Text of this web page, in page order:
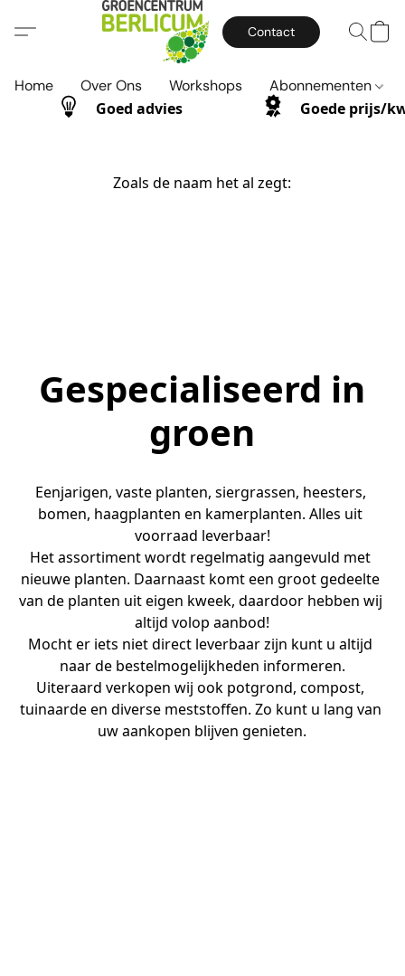
Contact
Home Over Ons Workshops Abonnementen
Goed advies Goede prijs/
Zoals de naam het al zegt:
Gespecialiseerd in
groen
Eenjarigen, vaste planten, siergrassen, heesters,
bomen, haagplanten en kamerplanten. Alles uit
voorraad leverbaar!
Het assortiment wordt regelmatig aangevuld met
nieuwe planten. Daarnaast komt een groot gedeelte
van de planten uit eigen kweek, daardoor hebben wij
altijd volop aanbod!
Mocht er iets niet direct leverbaar zijn kunt u altijd
naar de bestelmogelijkheden informeren.
Uiteraard verkopen wij ook potgrond, compost,
tuinaarde en diverse meststoffen. Zo kunt u lang van
uw aankopen blijven genieten.